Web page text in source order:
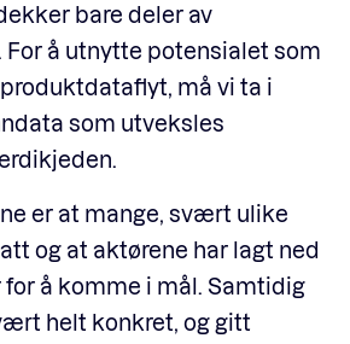
bare deler av
å utnytte potensialet som
må vi ta i
som utveksles
er at mange, svært ulike
og at aktørene har lagt ned
å komme i mål. Samtidig
helt konkret, og gitt